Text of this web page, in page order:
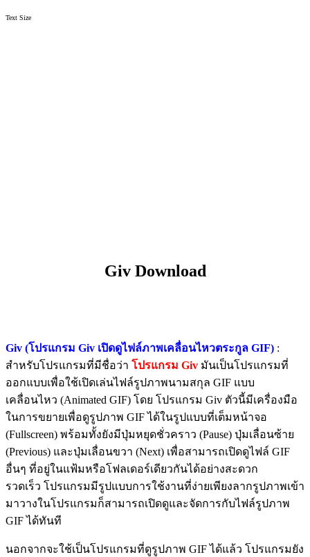
Text Size
Giv Download
Giv (โปรแกรม Giv เปิดดูไฟล์ภาพเคลื่อนไหวตระกูล GIF) :
สำหรับโปรแกรมที่มีชื่อว่า โปรแกรม Giv มันเป็นโปรแกรมที่
ออกแบบเพื่อใช้เปิดเล่นไฟล์รูปภาพนามสกุล GIF แบบ
เคลื่อนไหว (Animated GIF) โดย โปรแกรม Giv ตัวนี้มีเครื่องมือ
ในการขยายเพื่อดูรูปภาพ GIF ได้ในรูปแบบที่เต็มหน้าจอ
(Fullscreen) พร้อมทั้งยังมีปุ่มหยุดชั่วคราว (Pause) ปุ่มเลื่อนซ้าย
(Previous) และปุ่มเลื่อนขวา (Next) เพื่อสามารถเปิดดูไฟล์ GIF
อื่นๆ ที่อยู่ในแฟ้มหรือโฟลเดอร์เดียวกันได้อย่างสะดวก
รวดเร็ว โปรแกรมมีรูปแบบการใช้งานที่ง่ายเพียงลากรูปภาพเข้า
มาวางในโปรแกรมก็สามารถเปิดดูและจัดการกับไฟล์รูปภาพ
GIF ได้ทันที
นอกจากจะใช้เป็นโปรแกรมที่ดูรูปภาพ GIF ได้แล้ว โปรแกรมยัง